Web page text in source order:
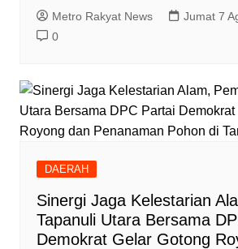
Metro Rakyat News
Jumat 7
0
DAERAH
‎Sinergi Jaga Kelestarian
Tapanuli Utara Bersama
Demokrat Gelar Gotong